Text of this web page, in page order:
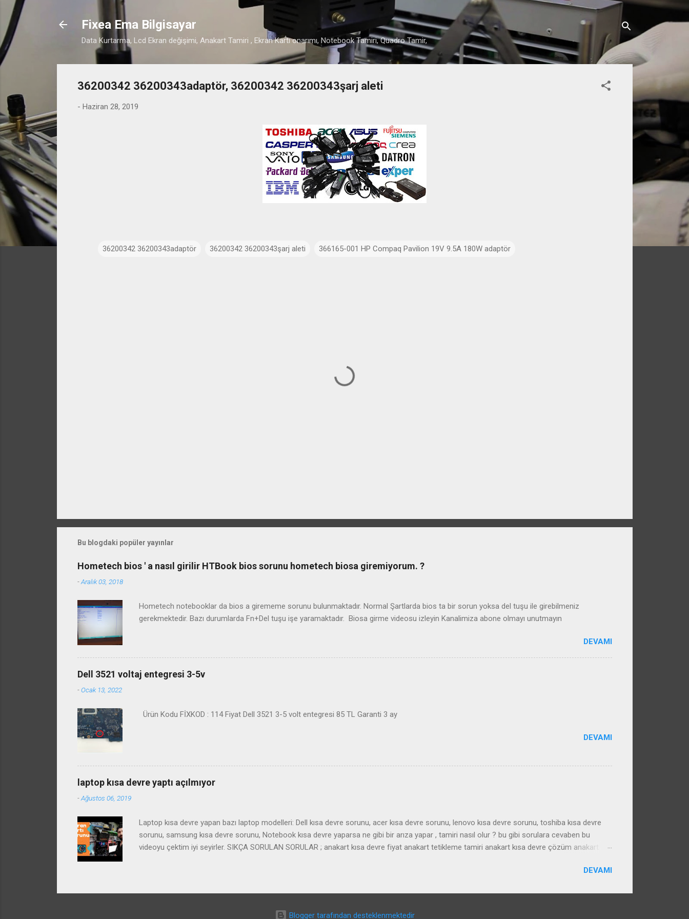
Ana içeriğe atla
Fixea Ema Bilgisayar
Data Kurtarma, Lcd Ekran değişimi, Anakart Tamiri , Ekran Kartı onarımı, Notebook Tamiri, Quadro Tamir,
36200342 36200343adaptör, 36200342 36200343şarj aleti
- Haziran 28, 2019
36200342 36200343adaptör 36200342 36200343şarj aleti 366165-001 HP Compaq Pavilion 19V 9.5A 180W adaptör
Bu blogdaki popüler yayınlar
Hometech bios ' a nasıl girilir HTBook bios sorunu hometech biosa giremiyorum. ?
-Aralık 03, 2018
Hometech notebooklar da bios a girememe sorunu bulunmaktadır. Normal Şartlarda bios ta bir sorun yoksa del tuşu ile girebilmeniz
gerekmektedir. Bazı durumlarda Fn+Del tuşu işe yaramaktadır. Biosa girme videosu izleyin Kanalimiza abone olmayı unutmayın
DEVAMI
Dell 3521 voltaj entegresi 3-5v
-Ocak 13, 2022
Ürün Kodu FİXKOD : 114 Fiyat Dell 3521 3-5 volt entegresi 85 TL Garanti 3 ay
DEVAMI
laptop kısa devre yaptı açılmıyor
-Ağustos 06, 2019
Laptop kısa devre yapan bazı laptop modelleri: Dell kısa devre sorunu, acer kısa devre sorunu, lenovo kısa devre sorunu, toshiba kısa devre
sorunu, samsung kısa devre sorunu, Notebook kısa devre yaparsa ne gibi bir arıza yapar , tamiri nasıl olur ? bu gibi sorulara cevaben bu
videoyu çektim iyi seyirler. SIKÇA SORULAN SORULAR ; anakart kısa devre fiyat anakart tetikleme tamiri anakart kısa devre çözüm anakart
DEVAMI
Blogger tarafından desteklenmektedir